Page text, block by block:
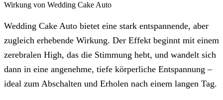
Wirkung von Wedding Cake Auto
Wedding Cake Auto bietet eine stark entspannende, aber
zugleich erhebende Wirkung. Der Effekt beginnt mit einem
zerebralen High, das die Stimmung hebt, und wandelt sich
dann in eine angenehme, tiefe körperliche Entspannung –
ideal zum Abschalten und Erholen nach einem langen Tag.